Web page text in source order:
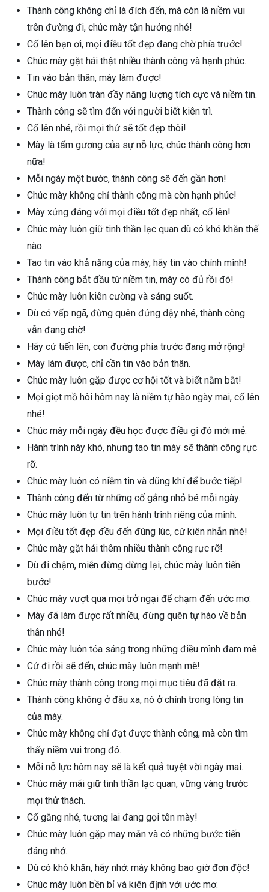
Thành công không chỉ là đích đến, mà còn là niềm vui
trên đường đi, chúc mày tận hưởng nhé!
Cố lên bạn ơi, mọi điều tốt đẹp đang chờ phía trước!
Chúc mày gặt hái thật nhiều thành công và hạnh phúc.
Tin vào bản thân, mày làm được!
Chúc mày luôn tràn đầy năng lượng tích cực và niềm tin.
Thành công sẽ tìm đến với người biết kiên trì.
Cố lên nhé, rồi mọi thứ sẽ tốt đẹp thôi!
Mày là tấm gương của sự nỗ lực, chúc thành công hơn
nữa!
Mỗi ngày một bước, thành công sẽ đến gần hơn!
Chúc mày không chỉ thành công mà còn hạnh phúc!
Mày xứng đáng với mọi điều tốt đẹp nhất, cố lên!
Chúc mày luôn giữ tinh thần lạc quan dù có khó khăn thế
nào.
Tao tin vào khả năng của mày, hãy tin vào chính mình!
Thành công bắt đầu từ niềm tin, mày có đủ rồi đó!
Chúc mày luôn kiên cường và sáng suốt.
Dù có vấp ngã, đừng quên đứng dậy nhé, thành công
vẫn đang chờ!
Hãy cứ tiến lên, con đường phía trước đang mở rộng!
Mày làm được, chỉ cần tin vào bản thân.
Chúc mày luôn gặp được cơ hội tốt và biết nắm bắt!
Mọi giọt mồ hôi hôm nay là niềm tự hào ngày mai, cố lên
nhé!
Chúc mày mỗi ngày đều học được điều gì đó mới mẻ.
Hành trình này khó, nhưng tao tin mày sẽ thành công rực
rỡ.
Chúc mày luôn có niềm tin và dũng khí để bước tiếp!
Thành công đến từ những cố gắng nhỏ bé mỗi ngày.
Chúc mày luôn tự tin trên hành trình riêng của mình.
Mọi điều tốt đẹp đều đến đúng lúc, cứ kiên nhẫn nhé!
Chúc mày gặt hái thêm nhiều thành công rực rỡ!
Dù đi chậm, miễn đừng dừng lại, chúc mày luôn tiến
bước!
Chúc mày vượt qua mọi trở ngại để chạm đến ước mơ.
Mày đã làm được rất nhiều, đừng quên tự hào về bản
thân nhé!
Chúc mày luôn tỏa sáng trong những điều mình đam mê.
Cứ đi rồi sẽ đến, chúc mày luôn mạnh mẽ!
Chúc mày thành công trong mọi mục tiêu đã đặt ra.
Thành công không ở đâu xa, nó ở chính trong lòng tin
của mày.
Chúc mày không chỉ đạt được thành công, mà còn tìm
thấy niềm vui trong đó.
Mỗi nỗ lực hôm nay sẽ là kết quả tuyệt vời ngày mai.
Chúc mày mãi giữ tinh thần lạc quan, vững vàng trước
mọi thử thách.
Cố gắng nhé, tương lai đang gọi tên mày!
Chúc mày luôn gặp may mắn và có những bước tiến
đáng nhớ.
Dù có khó khăn, hãy nhớ: mày không bao giờ đơn độc!
Chúc mày luôn bền bỉ và kiên định với ước mơ.